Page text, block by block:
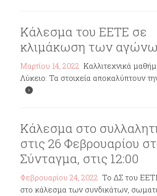
Κάλεσμα του ΕΕΤΕ σε
κλιμάκωση των
Μαρτίου 14, 2022 Καλλιτεχνικά
Λύκειο: Τα στοιχεία αποκαλύπτουν
Κάλεσμα στο
στις 26 Φεβρουαρίου
Σύνταγμα, στις 12:00
Φεβρουαρίου 24, 2022 Το ΔΣ του
στο κάλεσμα των συνδικάτων,